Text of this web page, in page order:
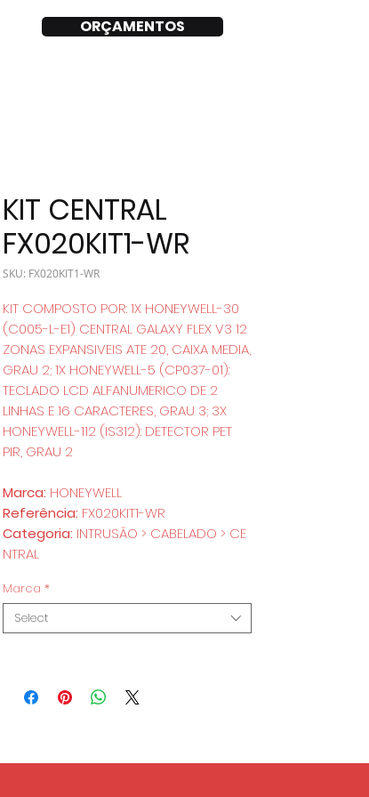
ORÇAMENTOS
KIT CENTRAL
FX020KIT1-WR
SKU: FX020KIT1-WR
KIT COMPOSTO POR: 1X HONEYWELL-30
(C005-L-E1) CENTRAL GALAXY FLEX V3 12
ZONAS EXPANSIVEIS ATE 20, CAIXA MEDIA,
GRAU 2; 1X HONEYWELL-5 (CP037-01):
TECLADO LCD ALFANUMERICO DE 2
LINHAS E 16 CARACTERES, GRAU 3; 3X
HONEYWELL-112 (IS312): DETECTOR PET
PIR, GRAU 2
Marca: HONEYWELL
Referência: FX020KIT1-WR
Categoria: INTRUSÃO > CABELADO > CE
NTRAL
Marca *
Select